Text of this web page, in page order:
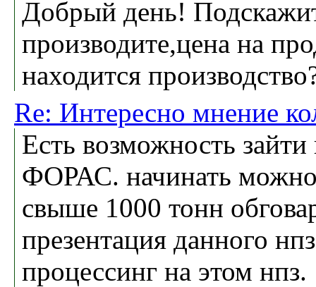
Добрый день!
производите,цена на
находится
Re: Интересно мнение
Есть возможность
ФОРАС. начинать
свыше 1000 тонн
презентация данного
процессинг на этом нпз.